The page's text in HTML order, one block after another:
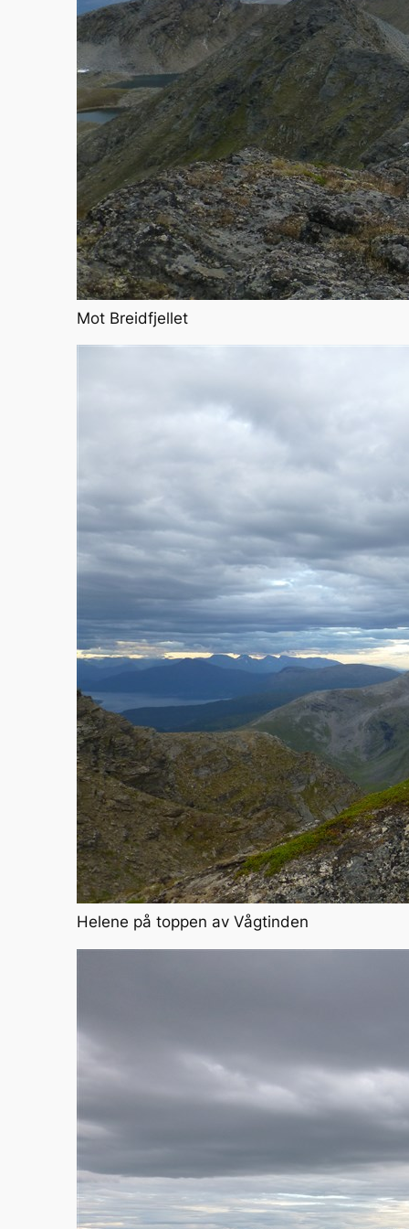
Mot Breidfjellet
Helene på toppen av Vågtinden